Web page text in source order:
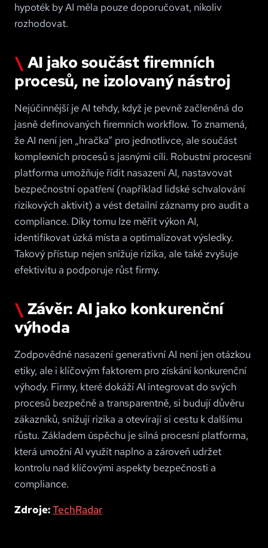
hypoték by AI měla pouze doporučovat, nikoliv
rozhodovat.
AI jako součást firemních
procesů, ne izolovaný nástroj
Nejúčinnější je AI tehdy, když je pevně začleněná do
jasně definovaných firemních workflow. To znamená,
že AI není jen „hračka“ pro jednotlivce, ale součást
komplexních procesů s jasnými cíli. Robustní procesní
platforma umožňuje řídit nasazení AI, nastavovat
bezpečnostní opatření (například lidské schvalování
rizikových aktivit) a vést detailní záznamy pro audit a
compliance. Díky tomu lze měřit výkon AI,
identifikovat úzká místa a optimalizovat výsledky.
Takový přístup nejen snižuje rizika, ale také zvyšuje
efektivitu a podporuje růst firmy.
Závěr: AI jako konkurenční
výhoda
Zodpovědné nasazení generativní AI není jen otázkou
etiky, ale i klíčovým faktorem pro získání konkurenční
výhody. Firmy, které dokáží AI integrovat do svých
procesů bezpečně a transparentně, si budují důvěru
zákazníků, snižují rizika a otevírají si cestu k dalšímu
růstu. Základem úspěchu je silná procesní platforma,
která umožní AI využít naplno a zároveň udržet
kontrolu nad klíčovými aspekty bezpečnosti a
compliance.
Zdroje:TechRadar